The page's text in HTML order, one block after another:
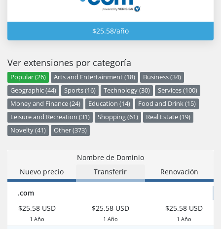
$25.58/año
Ver extensiones por categoría
Popular (26) Arts and Entertainment (18)
Business (34)
Geographic (44)
Sports (16) Technology (30)
Services (100)
Money and Finance (24)
Education (14)
Food and Drink (15)
Leisure and Recreation (31)
Shopping (61)
Real Estate (19)
Novelty (41)
Other (373)
Nombre de Dominio
Nuevo precio
Transferir Renovación
.com
$25.58 USD
1 Año
$25.58 USD
1 Año
$25.58 USD
1 Año